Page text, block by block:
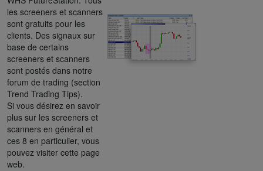
les screeners et scanners
sont gratuits pour les
clients. Des signaux sur
base de certains
screeners et scanners
sont postés dans notre
forum de trading (section
Trend Trading Tips).
Si vous désirez en savoir
plus sur les screeners et
scanners en général et
ces 8 en particulier, vous
pouvez visiter cette page
web.